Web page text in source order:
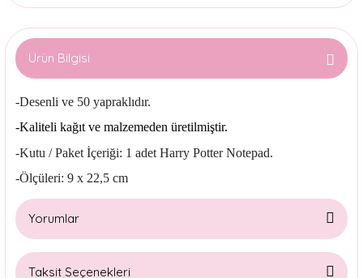
Ürün Bilgisi
-Desenli ve 50 yapraklıdır.
-Kaliteli kağıt ve malzemeden üretilmiştir.
-Kutu / Paket İçeriği: 1 adet Harry Potter Notepad.
-Ölçüleri: 9 x 22,5 cm
Yorumlar
Taksit Seçenekleri